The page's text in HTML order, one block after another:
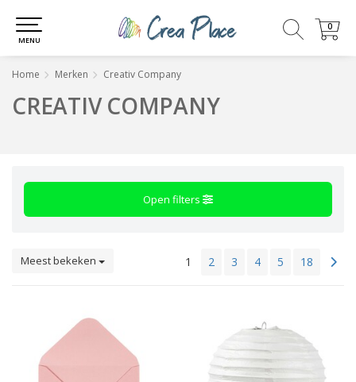
0
0
MENU
Home Merken Creativ Company
CREATIV COMPANY
Open filters
Meest bekeken 1 2 3 4 5 18